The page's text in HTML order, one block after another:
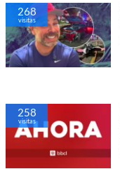
268
visitas
258
visitas